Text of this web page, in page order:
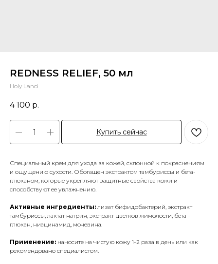
REDNESS RELIEF, 50 мл
Holy Land
4 100 р.
Купить сейчас
Специальный крем для ухода за кожей, склонной к покраснениям
и ощущению сухости. Обогащен экстрактом тамбуриссы и бета-
глюканом, которые укрепляют защитные свойства кожи и
способствуют ее увлажнению.
Активные ингредиенты:лизат бифидобактерий, экстракт
тамбуриссы, лактат натрия, экстракт цветков жимолости, бета -
глюкан, ниацинамид, мочевина.
Применение: наносите на чистую кожу 1-2 раза в день или как
рекомендовано специалистом.